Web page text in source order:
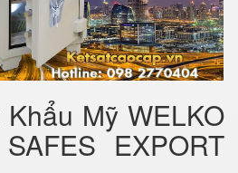
Mỹ WELKO
EXPORT